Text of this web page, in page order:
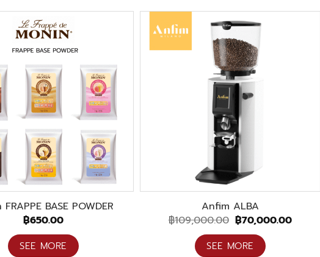
BASE POWDER
฿650.00
SEE MORE
Anfim ALBA
฿109,000.00 Original
price
was:
฿109,000.00.
฿70,000.00Current
SEE MORE